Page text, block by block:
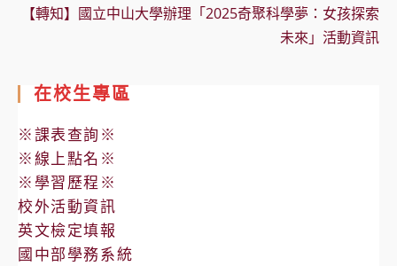
【轉知】國立中山大學辦理「2025奇聚科學夢：女孩探索
未來」活動資訊
在校生專區
※課表查詢※
※線上點名※
※學習歷程※
校外活動資訊
英文檢定填報
國中部學務系統